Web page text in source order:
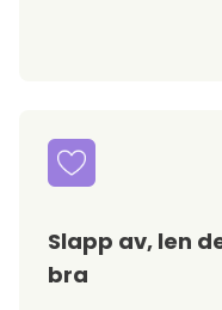
Slapp av, len
bra